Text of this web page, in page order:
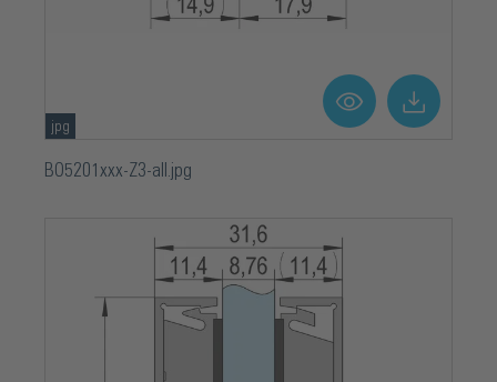
jpg
BO5201xxx-Z3-all.jpg